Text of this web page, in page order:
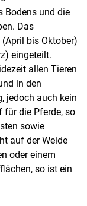
Bodens und die
Das
bis Oktober)
eingeteilt.
allen Tieren
in den
jedoch auch kein
für die Pferde, so
sowie
auf der Weide
oder einem
so ist ein